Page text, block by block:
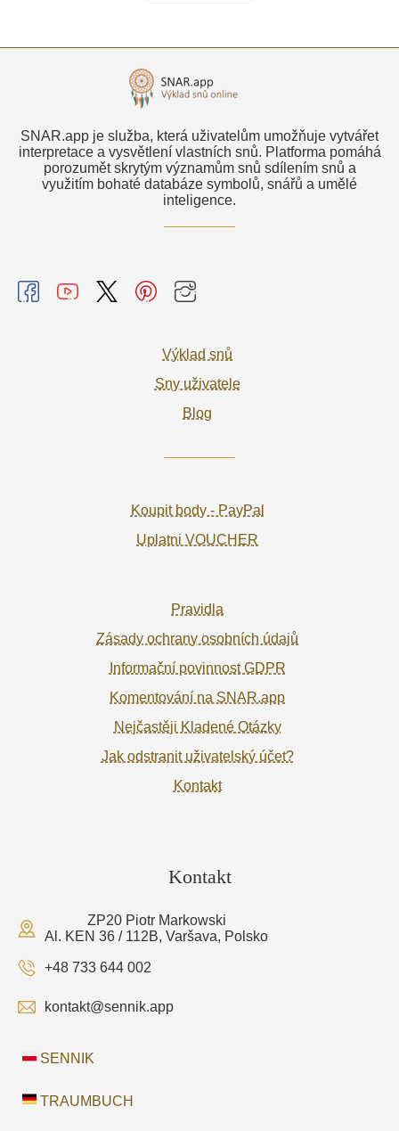
SNAR.app je služba, která uživatelům umožňuje vytvářet
interpretace a vysvětlení vlastních snů. Platforma pomáhá
porozumět skrytým významům snů sdílením snů a
využitím bohaté databáze symbolů, snářů a umělé
inteligence.
Výklad snů
Sny uživatele
Blog
Koupit body - PayPal
Uplatni VOUCHER
Pravidla
Zásady ochrany osobních údajů
Informační povinnost GDPR
Komentování na SNAR.app
Nejčastěji Kladené Otázky
Jak odstranit uživatelský účet?
Kontakt
Kontakt
ZP20 Piotr Markowski
Al. KEN 36 / 112B, Varšava, Polsko
+48 733 644 002
kontakt@sennik.app
SENNIK
TRAUMBUCH